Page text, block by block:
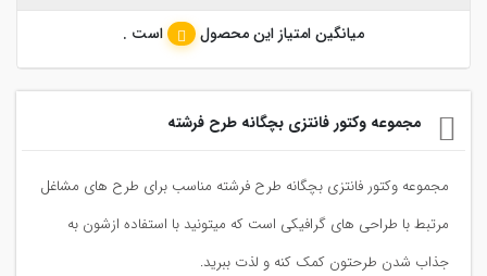
میانگین امتیاز این محصول است .
مجموعه وکتور فانتزی بچگانه طرح فرشته
مجموعه وکتور فانتزی بچگانه طرح فرشته مناسب برای طرح های مشاغل
مرتبط با طراحی های گرافیکی است که میتونید با استفاده ازشون به
جذاب شدن طرحتون کمک کنه و لذت ببرید.